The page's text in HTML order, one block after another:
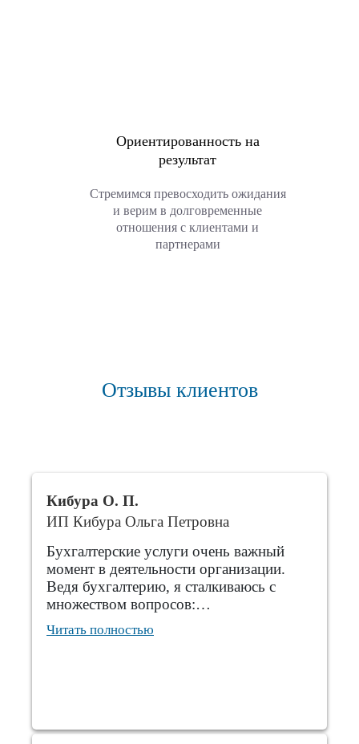
Ориентированность на
результат
Стремимся превосходить ожидания
и верим в долговременные
отношения с клиентами и
партнерами
Отзывы клиентов
Кибура О. П.
ИП Кибура Ольга Петровна
Бухгалтерские услуги очень важный
момент в деятельности организации.
Ведя бухгалтерию, я сталкиваюсь с
множеством вопросов:…
Читать полностью